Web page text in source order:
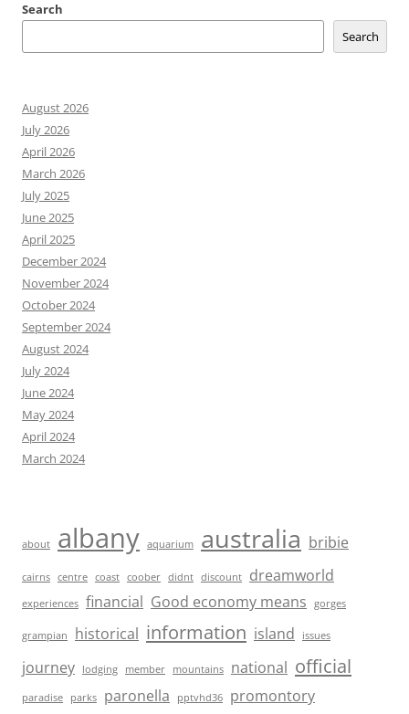
Search
Search
August 2026
July 2026
April 2026
March 2026
July 2025
June 2025
April 2025
December 2024
November 2024
October 2024
September 2024
August 2024
July 2024
June 2024
May 2024
April 2024
March 2024
about albany aquarium australia bribie
cairns centre coast coober didnt discount dreamworld
experiences financial Good economy means gorges
grampian historical information island issues
journey lodging member mountains national official
paradise parks paronella pptvhd36 promontory